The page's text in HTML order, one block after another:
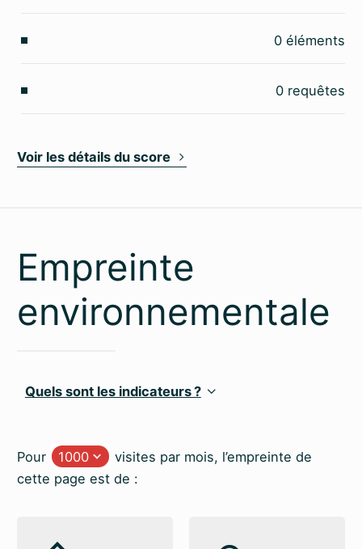
0 éléments
0 requêtes
Voir les détails du score
Empreinte
environnementale
Quels sont les indicateurs ?
Pour
visites par mois, l’empreinte de
cette page est de :